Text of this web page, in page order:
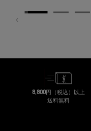
8,800円（税込）以上
送料無料